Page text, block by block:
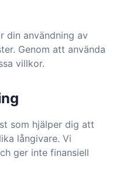
din användning av
Genom att använda
villkor.
som hjälper dig att
långivare. Vi
ger inte finansiell